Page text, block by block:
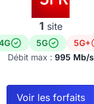
1 site
5G
5G+
Débit max : 995 Mb/s
Voir les forfaits